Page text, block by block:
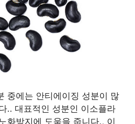
중에는 안티에이징 성분이 많
.. 대표적인 성분인 이소플라
화방지에 도움을 줍니다., 이